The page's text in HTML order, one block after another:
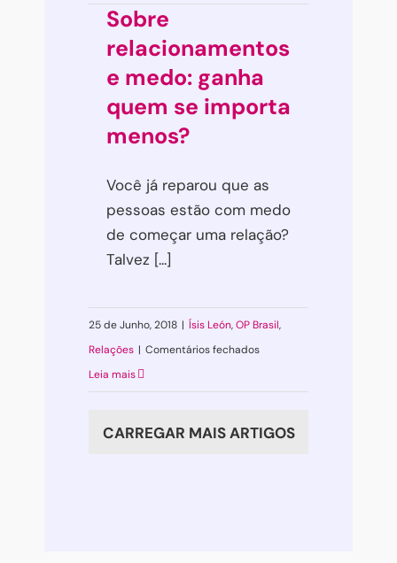
que
a
Ciência
dizer
Sobre
relacionamentos
e medo: ganha
quem se importa
menos?
Você já reparou que as
pessoas estão com medo
de começar uma relação?
Talvez [...]
25 de Junho, 2018 | Ísis León,OP Brasil,
Relações | Comentários fechadosem
Leia mais
CARREGAR MAIS ARTIGOS